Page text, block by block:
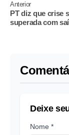
Anterior
PT diz que crise
superada com
Deixe
Nome *